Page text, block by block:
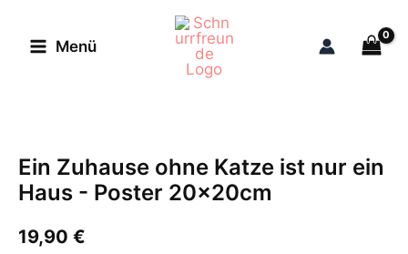
Inhalt
Menü
Ein Zuhause ohne Katze ist nur ein
Haus - Poster 20x20cm
19,90 €